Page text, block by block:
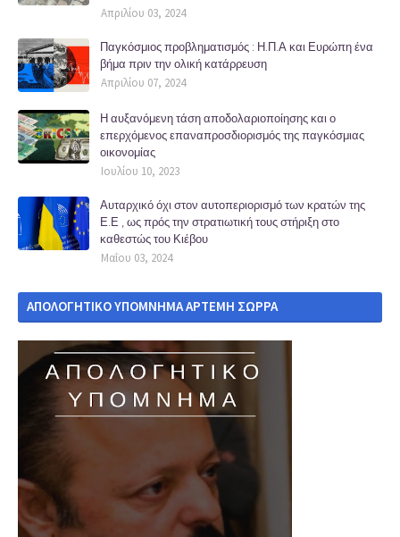
Απριλίου 03, 2024
Παγκόσμιος προβληματισμός : Η.Π.Α και Ευρώπη ένα
βήμα πριν την ολική κατάρρευση
Απριλίου 07, 2024
Η αυξανόμενη τάση αποδολαριοποίησης και ο
επερχόμενος επαναπροσδιορισμός της παγκόσμιας
οικονομίας
Ιουλίου 10, 2023
Αυταρχικό όχι στον αυτοπεριορισμό των κρατών της
Ε.Ε , ως πρός την στρατιωτική τους στήριξη στο
καθεστώς του Κιέβου
Μαΐου 03, 2024
ΑΠΟΛΟΓΗΤΙΚΟ ΥΠΟΜΝΗΜΑ ΑΡΤΕΜΗ ΣΩΡΡΑ